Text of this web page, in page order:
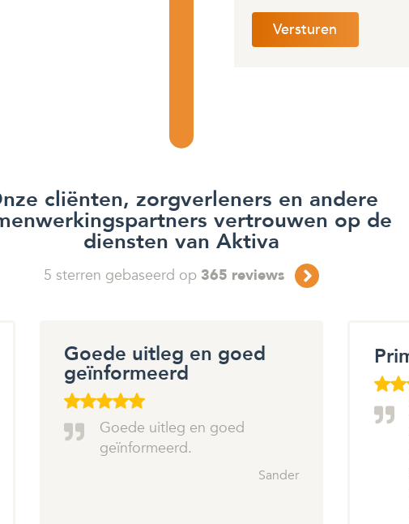
cliënten, zorgverleners en andere
vertrouwen op de
diensten van Aktiva
5 sterren gebaseerd op 365 reviews
Goede uitleg en goed
geïnformeerd
Goede uitleg en goed
geïnformeerd.
Sander